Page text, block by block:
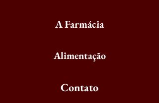
A Farmácia
Alimentação
Contato